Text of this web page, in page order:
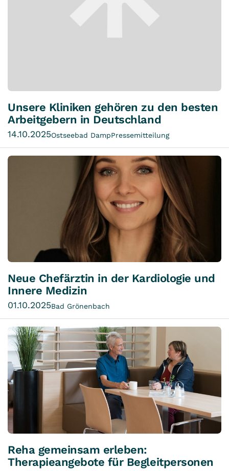
Unsere Kliniken gehören zu den besten
Arbeitgebern in Deutschland
14.10.2025Ostseebad DampPressemitteilung
Neue Chefärztin in der Kardiologie und
Innere Medizin
01.10.2025Bad Grönenbach
Reha gemeinsam erleben:
Therapieangebote für Begleitpersonen